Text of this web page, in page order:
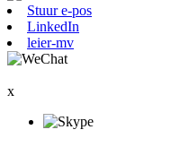
Stuur e-pos
LinkedIn
leier-mv
x